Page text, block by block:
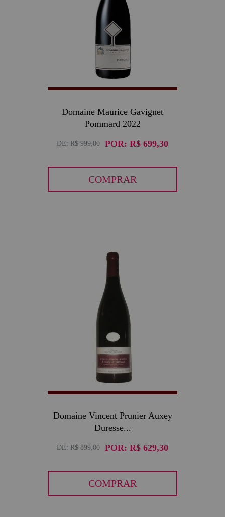
Domaine Maurice Gavignet
Pommard 2022
DE:R$ 999,00 POR: R$ 699,30
COMPRAR
Domaine Vincent Prunier Auxey
Duresse...
DE:R$ 899,00 POR: R$ 629,30
COMPRAR